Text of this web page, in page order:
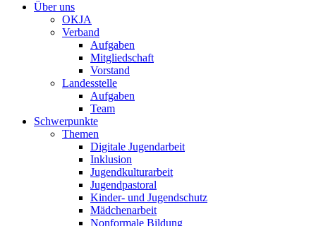
Über uns
OKJA
Verband
Aufgaben
Mitgliedschaft
Vorstand
Landesstelle
Aufgaben
Team
Schwerpunkte
Themen
Digitale Jugendarbeit
Inklusion
Jugendkulturarbeit
Jugendpastoral
Kinder- und Jugendschutz
Mädchenarbeit
Nonformale Bildung